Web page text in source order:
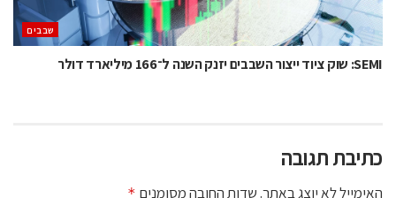
‫שבבים‬
SEMI: שוק ציוד ייצור השבבים יזנק השנה ל־166 מיליארד דולר
כתיבת תגובה
האימייל לא יוצג באתר.שדות החובה מסומנים *